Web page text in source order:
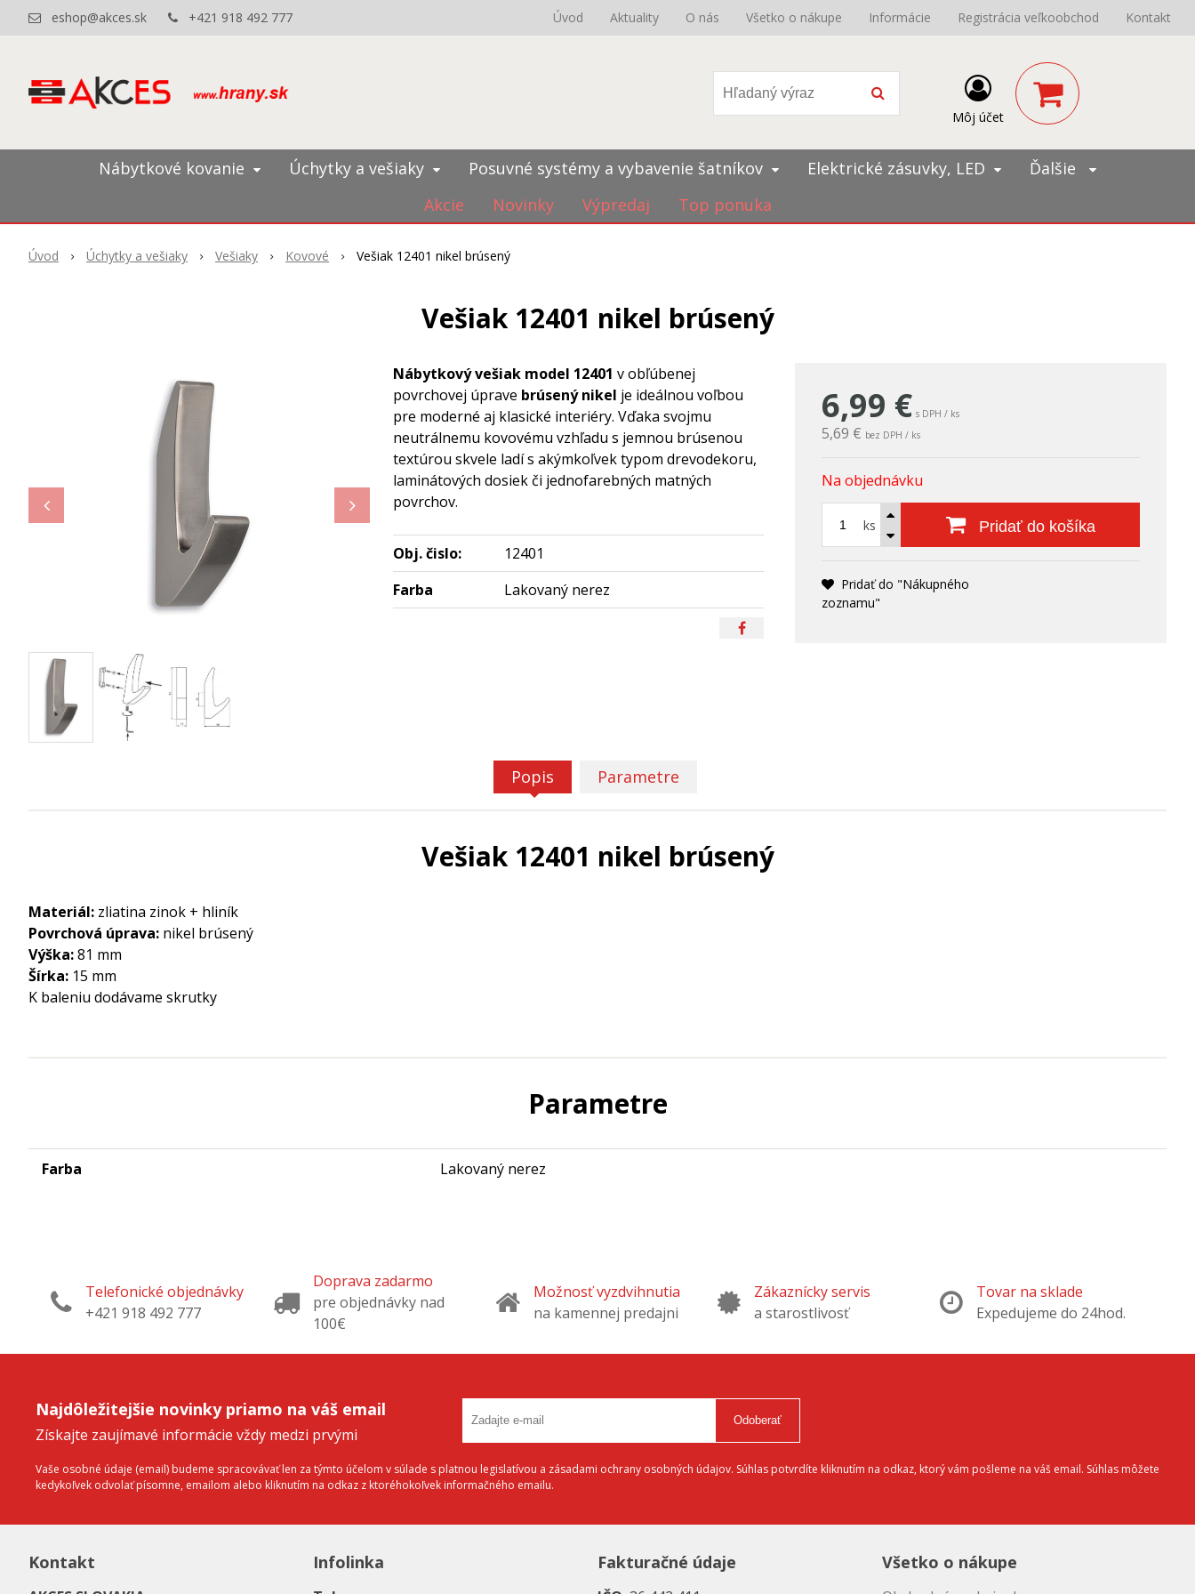
eshop@akces.sk +421 918 492 777 Úvod Aktuality O nás Všetko o nákupe Informácie Registrácia veľkoobchod Kontakt
Môj účet
Nábytkové kovanie Úchytky a vešiaky Posuvné systémy a vybavenie šatníkov Elektrické zásuvky, LED
Ďalšie
Akcie
Novinky Výpredaj Top ponuka
Úvod Úchytky a vešiaky Vešiaky Kovové Vešiak 12401 nikel brúsený
Vešiak 12401 nikel brúsený
6,99 € s DPH / ks
5,69 € bez DPH / ks
Na objednávku
ks Pridať do košíka
Pridať do "Nákupného
zoznamu"
Nábytkový vešiak model 12401 v obľúbenej
povrchovej úprave brúsený nikel je ideálnou voľbou
pre moderné aj klasické interiéry. Vďaka svojmu
neutrálnemu kovovému vzhľadu s jemnou brúsenou
textúrou skvele ladí s akýmkoľvek typom drevodekoru,
laminátových dosiek či jednofarebných matných
povrchov.
Obj. čislo:
12401
Farba
Lakovaný nerez
Popis Parametre
Vešiak 12401 nikel brúsený
Materiál: zliatina zinok + hliník
Povrchová úprava: nikel brúsený
Výška:81 mm
Šírka: 15 mm
K baleniu dodávame skrutky
Parametre
Farba Lakovaný nerez
Telefonické objednávky
+421 918 492 777
Doprava zadarmo
pre objednávky nad
100€
Možnosť vyzdvihnutia
na kamennej predajni
Zákaznícky servis
a starostlivosť
Tovar na sklade
Expedujeme do 24hod.
Najdôležitejšie novinky priamo na váš email
Získajte zaujímavé informácie vždy medzi prvými
Odoberať
Vaše osobné údaje (email) budeme spracovávať len za týmto účelom v súlade s platnou legislatívou a zásadami ochrany osobných údajov. Súhlas potvrdíte kliknutím na odkaz, ktorý vám pošleme na váš email. Súhlas môžete
kedykoľvek odvolať písomne, emailom alebo kliknutím na odkaz z ktoréhokoľvek informačného emailu.
Kontakt Infolinka Fakturačné údaje Všetko o nákupe